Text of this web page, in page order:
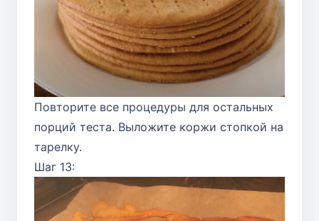
Повторите все процедуры для остальных
порций теста. Выложите коржи стопкой на
тарелку.
Шаг 13: